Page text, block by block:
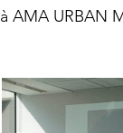
AMA URBAN